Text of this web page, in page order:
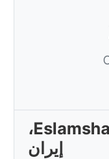
الطقس الحالي في Eslamshahr،
إيران